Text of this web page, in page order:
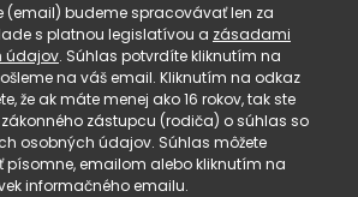
(email) budeme spracovávať len za
s platnou legislatívou a zásadami
údajov. Súhlas potvrdíte kliknutím na
na váš email. Kliknutím na odkaz
že ak máte menej ako 16 rokov, tak ste
zástupcu (rodiča) o súhlas so
osobných údajov. Súhlas môžete
písomne, emailom alebo kliknutím na
informačného emailu.